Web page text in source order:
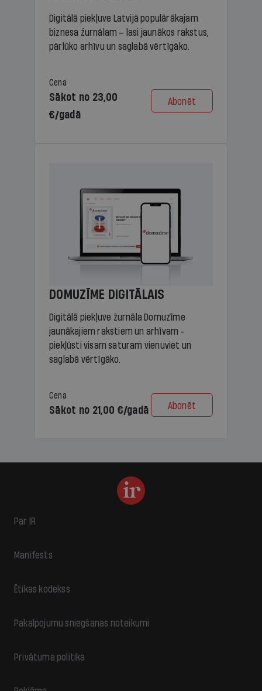
Digitālā piekļuve Latvijā populārākajam
biznesa žurnālam – lasi jaunākos rakstus,
pārlūko arhīvu un saglabā vērtīgāko.
Cena
Sākot no 23,00
€/gadā
Abonēt
DOMUZĪME DIGITĀLAIS
Digitālā piekļuve žurnāla Domuzīme
jaunākajiem rakstiem un arhīvam -
piekļūsti visam saturam vienuviet un
saglabā vērtīgāko.
Cena
Sākot no 21,00 €/gadā Abonēt
Par IR
Manifests
Ētikas kodekss
Pakalpojumu sniegšanas noteikumi
Privātuma politika